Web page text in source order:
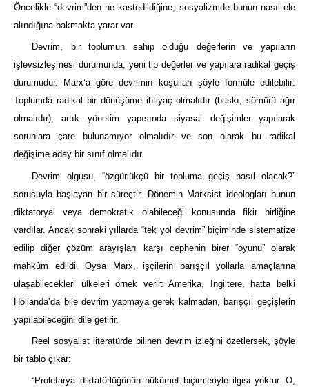
Öncelikle “devrim”den ne kastedildiğine, sosyalizmde bunun nasıl ele
alındığına bakmakta yarar var.
Devrim, bir toplumun sahip olduğu değerlerin ve yapıların
işlevsizleşmesi durumunda, yeni tip değerler ve yapılara radikal geçiş
durumudur. Marx’a göre devrimin koşulları şöyle formüle edilebilir:
Toplumda radikal bir dönüşüme ihtiyaç olmalıdır (baskı, sömürü ağır
olmalıdır), artık yönetim yapısında siyasal değişimler yapılarak
sorunlara çare bulunamıyor olmalıdır ve son olarak bu radikal
değişime aday bir sınıf olmalıdır.
Devrim olgusu, “özgürlükçü bir topluma geçiş nasıl olacak?”
sorusuyla başlayan bir süreçtir. Dönemin Marksist ideologları bunun
diktatoryal veya demokratik olabileceği konusunda fikir birliğine
vardılar. Ancak sonraki yıllarda “tek yol devrim” biçiminde sistematize
edilip diğer çözüm arayışları karşı cephenin birer “oyunu” olarak
mahkûm edildi. Oysa Marx, işçilerin barışçıl yollarla amaçlarına
ulaşabilecekleri ülkeleri örnek verir: Amerika, İngiltere, hatta belki
Hollanda’da bile devrim yapmaya gerek kalmadan, barışçıl geçişlerin
yapılabileceğini dile getirir.
Reel sosyalist literatürde bilinen devrim izleğini özetlersek, şöyle
bir tablo çıkar:
“Proletarya diktatörlüğünün hükümet biçimleriyle ilgisi yoktur. O,